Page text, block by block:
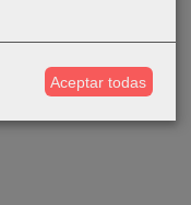
Aceptar todas